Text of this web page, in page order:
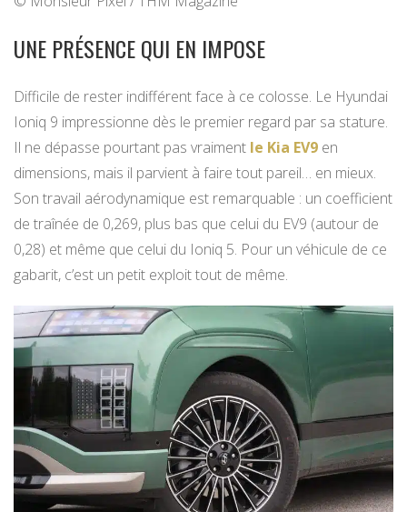
UNE PRÉSENCE QUI EN IMPOSE
Difficile de rester indifférent face à ce colosse. Le Hyundai
Ioniq 9 impressionne dès le premier regard par sa stature.
Il ne dépasse pourtant pas vraiment le Kia EV9 en
dimensions, mais il parvient à faire tout pareil… en mieux.
Son travail aérodynamique est remarquable : un coefficient
de traînée de 0,269, plus bas que celui du EV9 (autour de
0,28) et même que celui du Ioniq 5. Pour un véhicule de ce
gabarit, c’est un petit exploit tout de même.